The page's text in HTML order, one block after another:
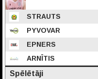
STRAUTS
PYVOVAR
EPNERS
ARNĪTIS
Spēlētāji